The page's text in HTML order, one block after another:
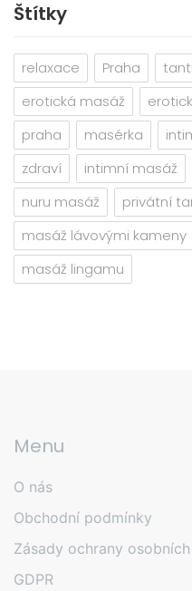
Štítky
relaxace Praha
erotická masáž
praha
masérka
zdraví
intimní masáž
nuru masáž
privátní
masáž lávovými kameny
masáž lingamu
Menu
O nás
Obchodní podmínky
Zásady ochrany
GDPR